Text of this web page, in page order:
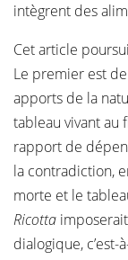
intègrent des
Cet article
Le premier est
apports de la
tableau vivant au
rapport de
la contradiction,
morte et le
Ricotta
dialogique,